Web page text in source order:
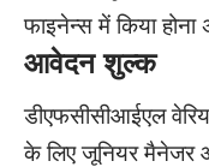
फाइनेन्स में किया होना
आवेदन शुल्क
डीएफसीसीआईएल
के लिए जूनियर मैनेजर